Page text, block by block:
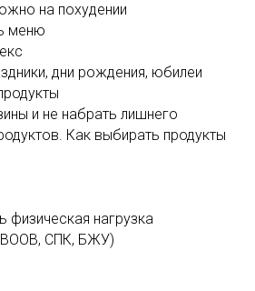
на похудении
меню
дни рождения, юбилеи
и не набрать лишнего
Как выбирать продукты
физическая нагрузка
ВООВ, СПК, БЖУ)